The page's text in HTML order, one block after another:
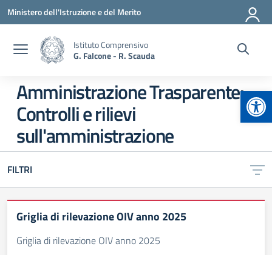
Vai ai contenuti
Vai al menu di navigazione
Vai al footer
Ministero dell'Istruzione e del Merito
Istituto Comprensivo
G. Falcone - R. Scauda
Amministrazione Trasparente:
Controlli e rilievi
sull'amministrazione
FILTRI
Griglia di rilevazione OIV anno 2025
Griglia di rilevazione OIV anno 2025